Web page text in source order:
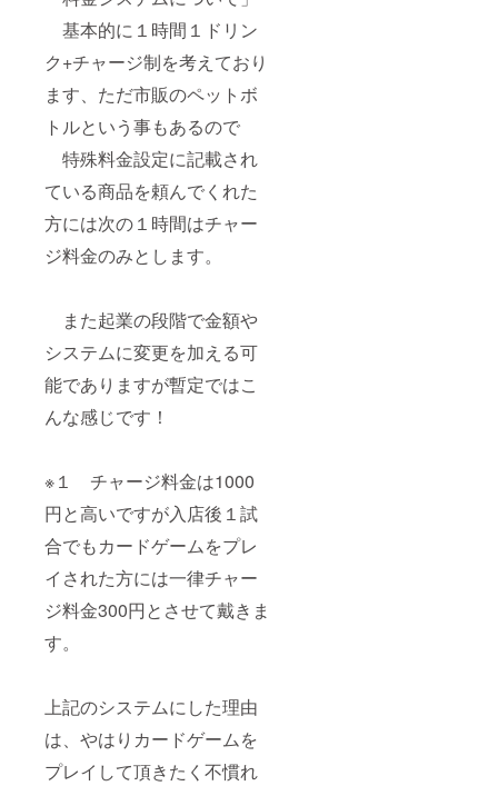
基本的に１時間１ドリン
ク+チャージ制を考えており
ます、ただ市販のペットボ
トルという事もあるので
特殊料金設定に記載され
ている商品を頼んでくれた
方には次の１時間はチャー
ジ料金のみとします。
また起業の段階で金額や
システムに変更を加える可
能でありますが暫定ではこ
んな感じです！
※１ チャージ料金は1000
円と高いですが入店後１試
合でもカードゲームをプレ
イされた方には一律チャー
ジ料金300円とさせて戴きま
す。
上記のシステムにした理由
は、やはりカードゲームを
プレイして頂きたく不慣れ